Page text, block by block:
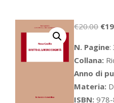
€20.00 Il
era:
€
N. Pagine:
Collana:
Anno di
Materia:
ISBN: